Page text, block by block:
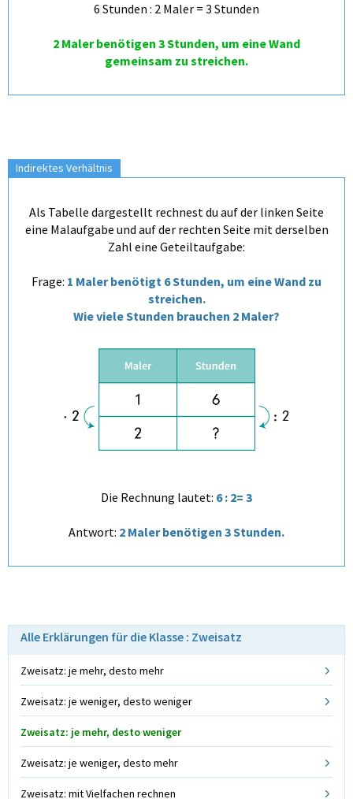
6 Stunden : 2 Maler = 3 Stunden
2 Maler benötigen 3 Stunden, um eine Wand
gemeinsam zu streichen.
Indirektes Verhältnis
Als Tabelle dargestellt rechnest du auf der linken Seite
eine Malaufgabe und auf der rechten Seite mit derselben
Zahl eine Geteiltaufgabe:
Frage: 1 Maler benötigt 6 Stunden, um eine Wand zu
streichen.
Wie viele Stunden brauchen 2 Maler?
Die Rechnung lautet: 6 : 2= 3
Antwort: 2 Maler benötigen 3 Stunden.
Alle Erklärungen für die Klasse : Zweisatz
Zweisatz: je mehr, desto mehr
Zweisatz: je weniger, desto weniger
Zweisatz: je mehr, desto weniger
Zweisatz: je weniger, desto mehr
Zweisatz: mit Vielfachen rechnen